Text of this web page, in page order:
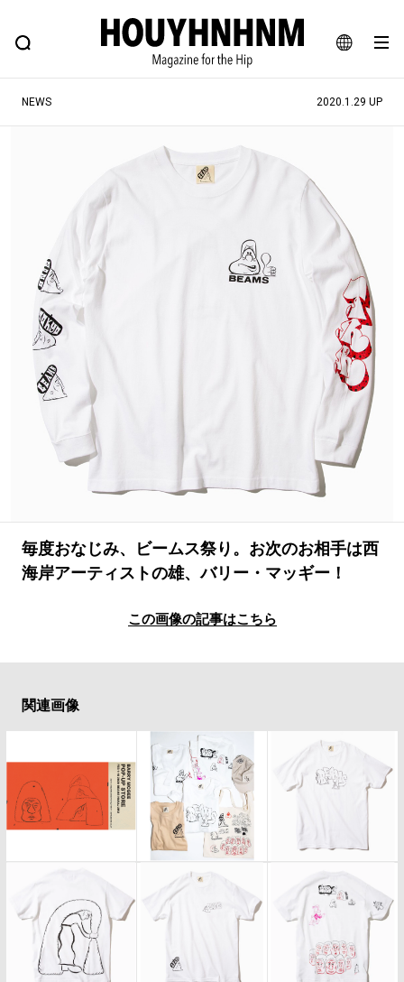
JA
EN
FEATURE BLOG SNAP
ヒップなファッション、カルチャー、ライフスタイルWEBマガジン
#SHOPPING ADDICT
#ESSENTIAL DESIGNS
#NEW VINTAGE #マイナーグッド図鑑
#路地裏てぃーん。 #MONTHLY JOURNAL
#GH 銘品の所以
#Commune H
#ととけん #MOVIE
#LIFESTYLE
#SPORTS
NEWS 2020.1.29 UP
毎度おなじみ、ビームス祭り。お次のお相手は西
海岸アーティストの雄、バリー・マッギー！
この画像の記事はこちら
関連画像